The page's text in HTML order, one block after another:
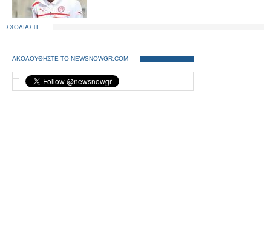
ΣΧΟΛΙΑΣΤΕ
ΑΚΟΛΟΥΘΗΣΤΕ ΤΟ NEWSNOWGR.COM